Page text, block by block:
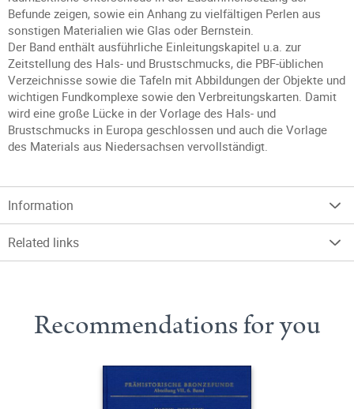
Befunde zeigen, sowie ein Anhang zu vielfältigen Perlen aus
sonstigen Materialien wie Glas oder Bernstein.
Der Band enthält ausführliche Einleitungskapitel u.a. zur
Zeitstellung des Hals- und Brustschmucks, die PBF-üblichen
Verzeichnisse sowie die Tafeln mit Abbildungen der Objekte und
wichtigen Fundkomplexe sowie den Verbreitungskarten. Damit
wird eine große Lücke in der Vorlage des Hals- und
Brustschmucks in Europa geschlossen und auch die Vorlage
des Materials aus Niedersachsen vervollständigt.
Information
Related links
Recommendations for you